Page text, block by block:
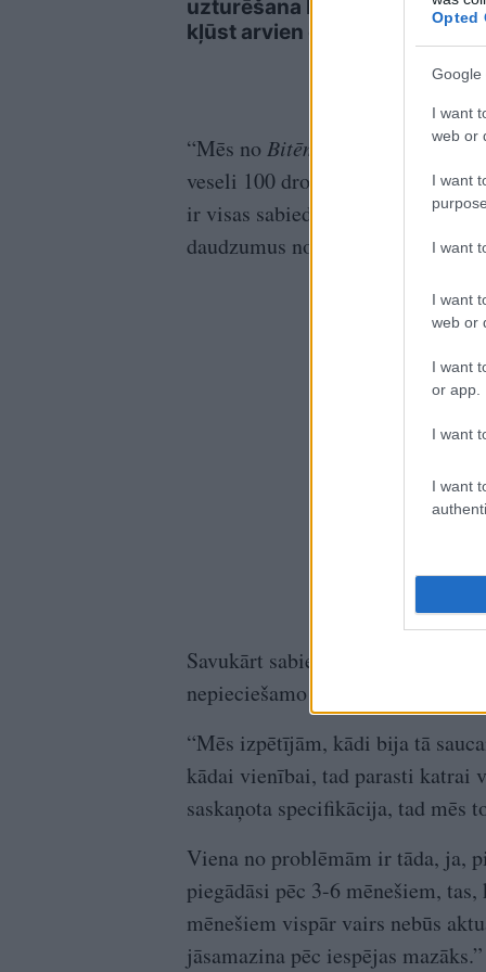
Opted
Google
I want
web or
I want
I want
I want
web or
I want
or app.
I want
I want
uzturēšana Latvijā
kļūst arvien dārgāka
“Mēs no Bitēm
jau ņēmām šos
veseli 100 droni. Protams,
ir visas sabiedrības panākums,
daudzumus nosūtīt uz Ukrainu,”
Savukārt sabiedriskais aktīvists
nepieciešamo dronu ražošana:
“Mēs izpētījām, kādi bija tā
kādai vienībai, tad parasti katrai
saskaņota specifikācija, tad mēs
Viena no problēmām ir tāda, ja,
piegādāsi pēc 3-6 mēnešiem,
mēnešiem vispār vairs nebūs
jāsamazina pēc iespējas mazāks.”